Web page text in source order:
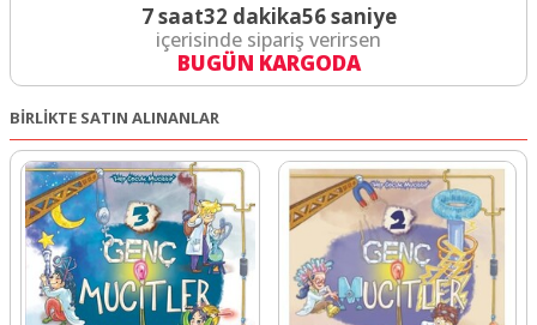
7 saat32 dakika55 saniye
içerisinde sipariş verirsen
BUGÜN KARGODA
BİRLİKTE SATIN ALINANLAR